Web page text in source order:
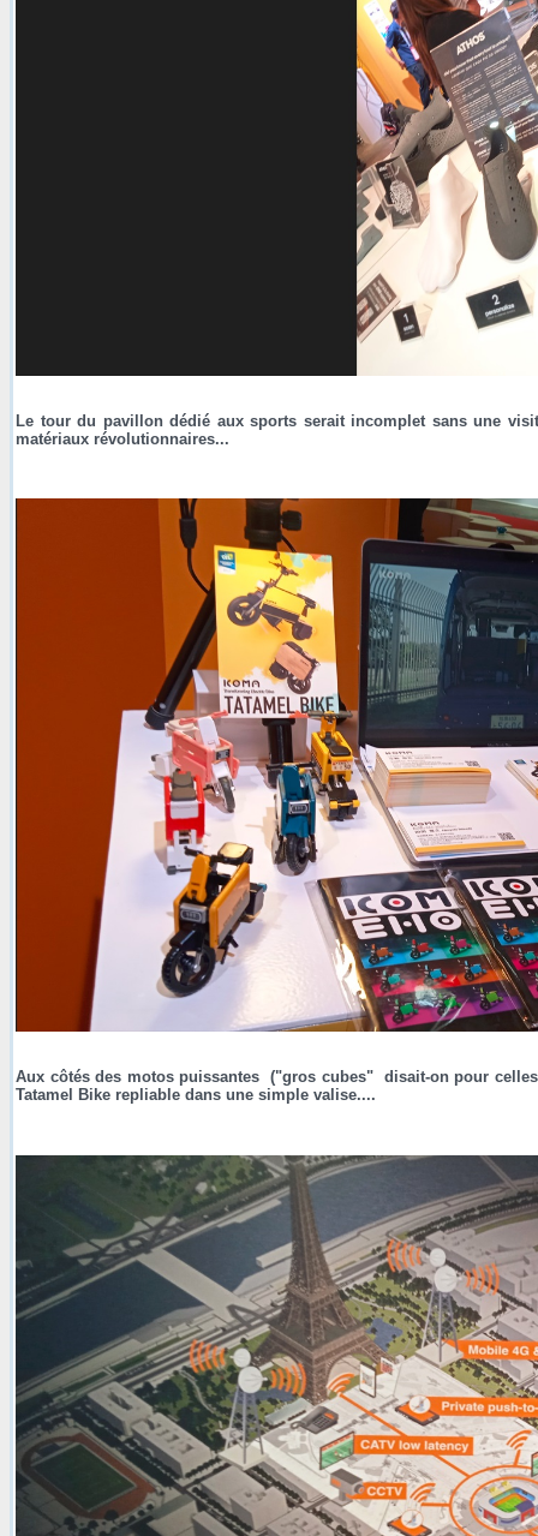
Le tour du pavillon dédié aux sports serait incomplet sans une
matériaux révolutionnaires...
Aux côtés des motos puissantes ("gros cubes" disait-on pour
Tatamel Bike repliable dans une simple valise....